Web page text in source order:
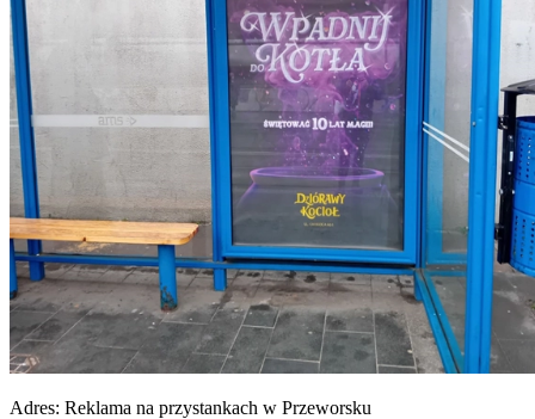
Adres: Reklama na przystankach w Przeworsku